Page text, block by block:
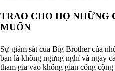
TRAO CHO HỌ NHỮNG
MUỐN
Sự giám sát của Big Brother của
bạn là không ngừng nghỉ và ngày
tham gia vào không gian công cộng